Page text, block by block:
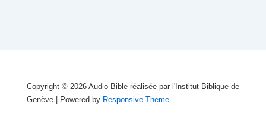
Copyright © 2026 Audio Bible réalisée par l'Institut Biblique de
Genève
| Powered by Responsive Theme